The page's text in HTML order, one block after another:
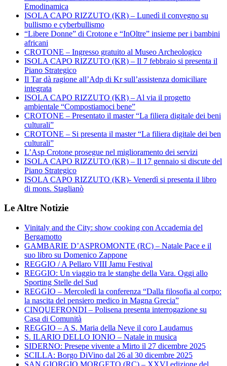
Emodinamica
ISOLA CAPO RIZZUTO (KR) – Lunedì il convegno su
bullismo e cyberbullismo
“Libere Donne” di Crotone e “InOltre” insieme per i bambini
africani
CROTONE – Ingresso gratuito al Museo Archeologico
ISOLA CAPO RIZZUTO (KR) – Il 7 febbraio si presenta il
Piano Strategico
Il Tar dà ragione all’Adp di Kr sull’assistenza domiciliare
integrata
ISOLA CAPO RIZZUTO (KR) – Al via il progetto
ambientale “Compostiamoci bene”
CROTONE – Presentato il master “La filiera digitale dei beni
culturali”
CROTONE – Si presenta il master “La filiera digitale dei ben
culturali”
L’Asp Crotone prosegue nel miglioramento dei servizi
ISOLA CAPO RIZZUTO (KR) – Il 17 gennaio si discute del
Piano Strategico
ISOLA CAPO RIZZUTO (KR)- Venerdì si presenta il libro
di mons. Staglianò
Le Altre Notizie
Vinitaly and the City: show cooking con Accademia del
Bergamotto
GAMBARIE D’ASPROMONTE (RC) – Natale Pace e il
suo libro su Domenico Zappone
REGGIO / A Pellaro VIII Jamu Festival
REGGIO: Un viaggio tra le stanghe della Vara. Oggi allo
Sporting Stelle del Sud
REGGIO – Mercoledì la conferenza “Dalla filosofia al corpo:
la nascita del pensiero medico in Magna Grecia”
CINQUEFRONDI – Polisena presenta interrogazione su
Casa di Comunità
REGGIO – A S. Maria della Neve il coro Laudamus
S. ILARIO DELLO IONIO – Natale in musica
SIDERNO: Presepe vivente a Mirto il 27 dicembre 2025
SCILLA: Borgo DiVino dal 26 al 30 dicembre 2025